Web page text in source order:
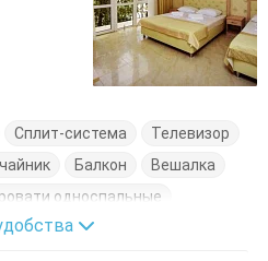
Сплит-система
Телевизор
Балкон
Вешалка
односпальные
Посуда Стулья